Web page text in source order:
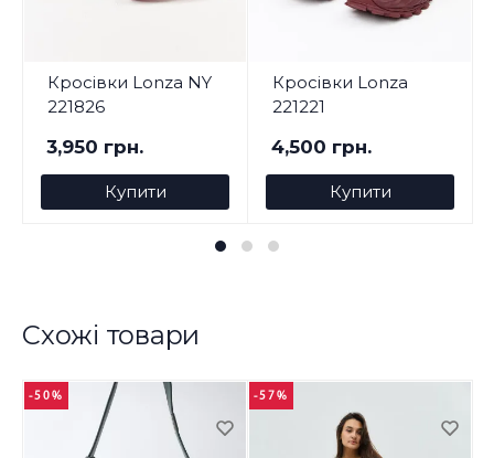
Кросівки Lonza NY
221826
3,950 грн.
Купити
Кросівки Lonza
221221
4,500 грн.
Купити
Схожі товари
-50% -57%